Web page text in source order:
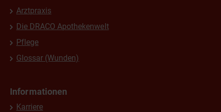
Arztpraxis
Die DRACO Apothekenwelt
Pflege
Glossar (Wunden)
Informationen
Karriere